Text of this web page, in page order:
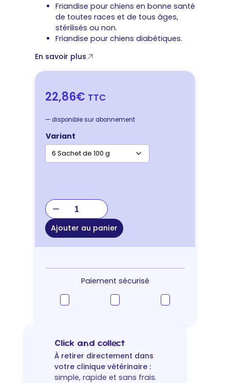
Friandise pour chiens en bonne santé
de toutes races et de tous âges,
stérilisés ou non.
Friandise pour chiens diabétiques.
En savoir plus
22,86€ TTC
— disponible sur abonnement
Variant
quantité
de
Specific
CT-
BIO
Treats
chien
Ajouter au panier
Paiement sécurisé
Click and collect
À retirer directement dans
votre clinique vétérinaire :
simple, rapide et sans frais.